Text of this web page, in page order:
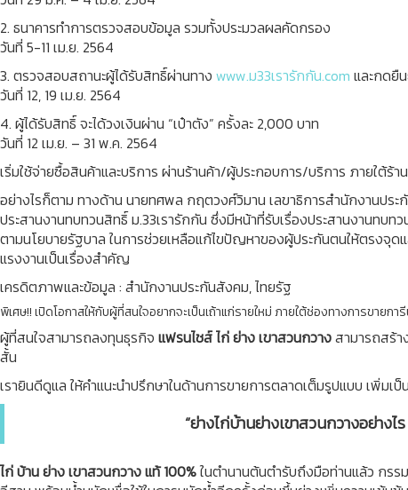
2. ธนาคารทำการตรวจสอบข้อมูล รวมทั้งประมวลผลคัดกรอง
วันที่ 5-11 เม.ย. 2564
3. ตรวจสอบสถานะผู้ได้รับสิทธิ์ผ่านทาง www.ม33เรารักกัน.com และกดยื
วันที่ 12, 19 เม.ย. 2564
4. ผู้ได้รับสิทธิ์ จะได้วงเงินผ่าน “เป๋าตัง” ครั้งละ 2,000 บาท
วันที่ 12 เม.ย. – 31 พ.ค. 2564
เริ่มใช้จ่ายซื้อสินค้าและบริการ ผ่านร้านค้า/ผู้ประกอบการ/บริการ ภายใต้ร้า
อย่างไรก็ตาม ทางด้าน นายทศพล กฤตวงศ์วิมาน เลขาธิการสำนักงานปร
ประสานงานทบทวนสิทธิ์ ม.33เรารักกัน ซึ่งมีหน้าที่รับเรื่องประสานงานทบท
ตามนโยบายรัฐบาล ในการช่วยเหลือแก้ไขปัญหาของผู้ประกันตนให้ตรงจุ
แรงงานเป็นเรื่องสำคัญ
เครดิตภาพและข้อมูล : สำนักงานประกันสังคม, ไทยรัฐ
พิเศษ!! เปิดโอกาสให้กับผู้ที่สนใจอยากจะเป็นเถ้าแก่รายใหม่ ภายใต้ช่องทางการขาย
ผู้ที่สนใจสามารถลงทุนธุรกิจ แฟรนไชส์ ไก่ ย่าง เขาสวนกวางสามารถสร้า
สั้น
เรายินดีดูแล ให้คำแนะนำปรึกษาในด้านการขายการตลาดเต็มรูปแบบ เพิ่ม
“ย่างไก่บ้านย่างเขาสวนกวางอย่าง
ไก่ บ้าน ย่าง เขาสวนกวาง แท้ 100%ในตำนานต้นตำรับถึงมือท่านแล้ว กรร